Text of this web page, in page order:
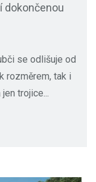
dokončenou
se odlišuje od
rozměrem, tak i
trojice...